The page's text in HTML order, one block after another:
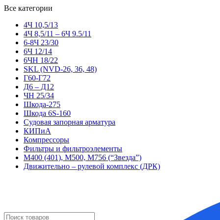
Все категории
4Ч 10,5/13
4Ч 8,5/11 – 6Ч 9.5/11
6-8Ч 23/30
6Ч 12/14
6ЧН 18/22
SKL (NVD-26, 36, 48)
Г60-Г72
Д6 – Д12
ЧН 25/34
Шкода-275
Шкода 6S-160
Судовая запорная арматура
КИПиА
Компрессоры
Фильтры и фильтроэлементы
М400 (401), М500, М756 (“Звезда”)
Движительно – рулевой комплекс (ДРК)